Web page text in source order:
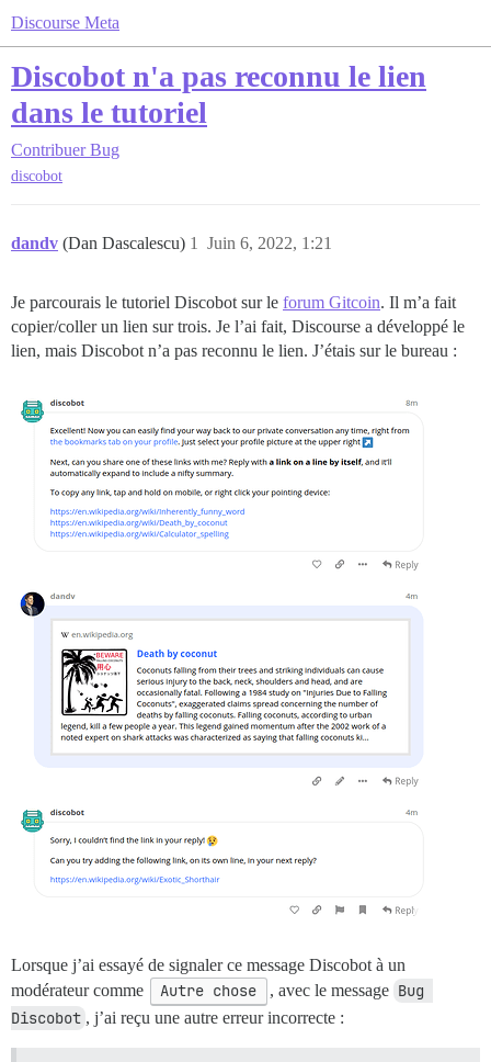
Discourse Meta
Discobot n'a pas reconnu le lien
dans le tutoriel
Contribuer Bug
discobot
dandv (Dan Dascalescu) Juin 6, 2022, 1:21
1
Je parcourais le tutoriel Discobot sur le forum Gitcoin. Il m’a fait
copier/coller un lien sur trois. Je l’ai fait, Discourse a développé le
lien, mais Discobot n’a pas reconnu le lien. J’étais sur le bureau :
Lorsque j’ai essayé de signaler ce message Discobot à un
modérateur comme
Autre chose , avec le message Bug
Discobot , j’ai reçu une autre erreur incorrecte :